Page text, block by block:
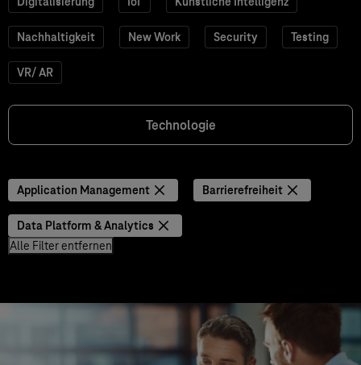
Nachhaltigkeit New Work Security Testing
VR/ AR
Technologie
Application Management Barrierefreiheit
Data Platform & Analytics
Alle Filter entfernen